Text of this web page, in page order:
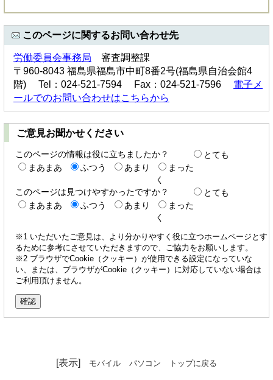
このページに関するお問い合わせ先
労働委員会事務局 審査調整課
〒960-8043 福島県福島市中町8番2号(福島県自治会館4
階) Tel：024-521-7594 Fax：024-521-7596 電子メ
ールでのお問い合わせはこちらから
ご意見お聞かせください
このページの情報は役に立ちましたか？
とても
まあまあ
ふつう あまり
まった
く
このページは見つけやすかったですか？
とても
まあまあ
ふつう あまり
まった
く
※1 いただいたご意見は、より分かりやすく役に立つホームページとす
るために参考にさせていただきますので、ご協力をお願いします。
※2 ブラウザでCookie（クッキー）が使用できる設定になっていな
い、または、ブラウザがCookie（クッキー）に対応していない場合は
ご利用頂けません。
[表示] モバイル パソコン トップに戻る